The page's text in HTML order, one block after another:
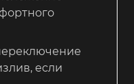
если